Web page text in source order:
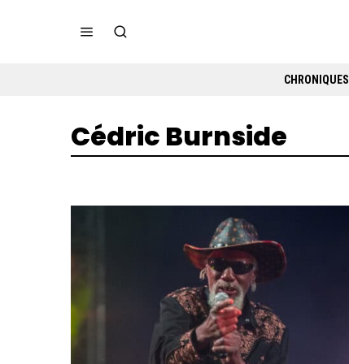
CHRONIQUES
Cédric Burnside